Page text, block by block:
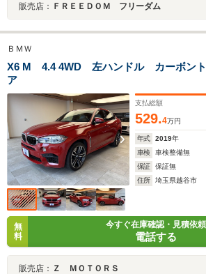
販売店： ＦＲＥＥＤＯＭ フリーダム
ＢＭＷ
X6 M 4.4 4WD 左ハンドル カーボント
ア
支払総額
529.4万円
年式 2019年
車検
車検整備無
保証
保証無
住所
埼玉県越谷市
無
料
今すぐ在庫確認・見積依頼
電話する
販売店： Ｚ ＭＯＴＯＲＳ